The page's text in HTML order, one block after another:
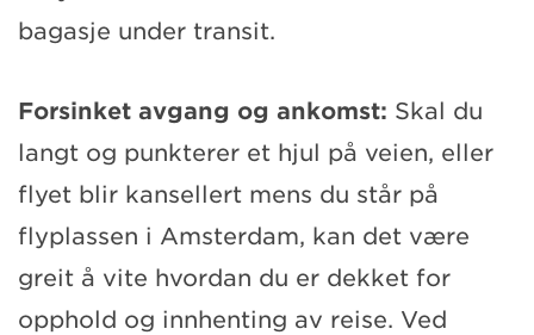
bagasje under transit.
Forsinket avgang og ankomst: Skal du
langt og punkterer et hjul på veien, eller
flyet blir kansellert mens du står på
flyplassen i Amsterdam, kan det være
greit å vite hvordan du er dekket for
opphold og innhenting av reise. Ved